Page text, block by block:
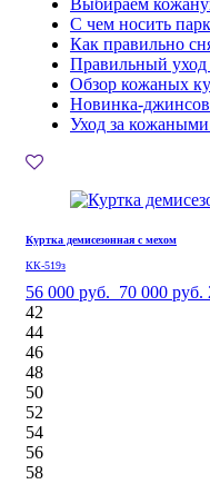
С чем носить
Как правильно
Правильный уход
Обзор кожаных
Новинка-
Уход за
Куртка демисезонная с мехом
КК-519з
56 000 руб. 70 000 руб.
42
44
46
48
50
52
54
56
58